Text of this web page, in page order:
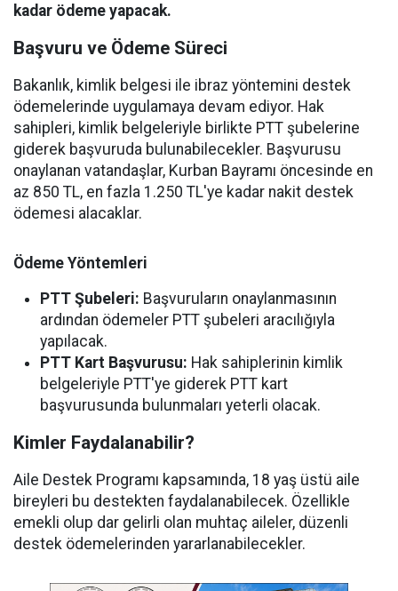
kadar ödeme yapacak.
Başvuru ve Ödeme Süreci
Bakanlık, kimlik belgesi ile ibraz yöntemini destek
ödemelerinde uygulamaya devam ediyor. Hak
sahipleri, kimlik belgeleriyle birlikte PTT şubelerine
giderek başvuruda bulunabilecekler. Başvurusu
onaylanan vatandaşlar, Kurban Bayramı öncesinde en
az 850 TL, en fazla 1.250 TL'ye kadar nakit destek
ödemesi alacaklar.
Ödeme Yöntemleri
PTT Şubeleri: Başvuruların onaylanmasının
ardından ödemeler PTT şubeleri aracılığıyla
yapılacak.
PTT Kart Başvurusu: Hak sahiplerinin kimlik
belgeleriyle PTT'ye giderek PTT kart
başvurusunda bulunmaları yeterli olacak.
Kimler Faydalanabilir?
Aile Destek Programı kapsamında, 18 yaş üstü aile
bireyleri bu destekten faydalanabilecek. Özellikle
emekli olup dar gelirli olan muhtaç aileler, düzenli
destek ödemelerinden yararlanabilecekler.